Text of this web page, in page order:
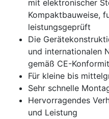
mit elektronischer
Kompaktbauweise,
leistungsgeprüft
Die
und internationalen
gemäß CE-
Für kleine bis
Sehr schnelle
Hervorragendes
und Leistung